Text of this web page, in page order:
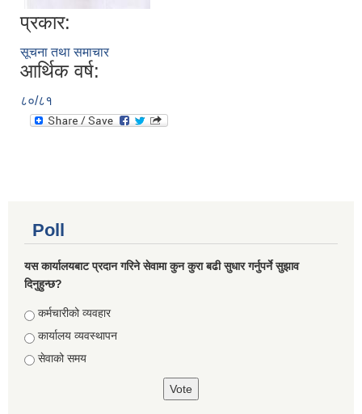
प्रकार:
सूचना तथा समाचार
आर्थिक वर्ष:
८०/८१
Poll
यस कार्यालयबाट प्रदान गरिने सेवामा कुन कुरा बढी सुधार गर्नुपर्ने सुझाव
दिनुहुन्छ?
Choices
कर्मचारीको व्यवहार
कार्यालय व्यवस्थापन
सेवाको समय